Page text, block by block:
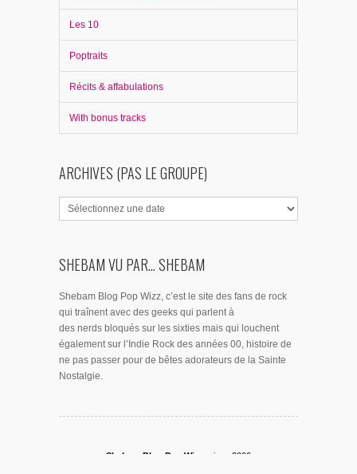
Les 10
Poptraits
Récits & affabulations
With bonus tracks
ARCHIVES (PAS LE GROUPE)
SHEBAM VU PAR... SHEBAM
Shebam Blog Pop Wizz, c’est le site des fans de rock
qui traînent avec des geeks qui parlent à
des nerds bloqués sur les sixties mais qui louchent
également sur l’Indie Rock des années 00, histoire de
ne pas passer pour de bêtes adorateurs de la Sainte
Nostalgie.
Shebam Blog Pop Wizz, since 2006